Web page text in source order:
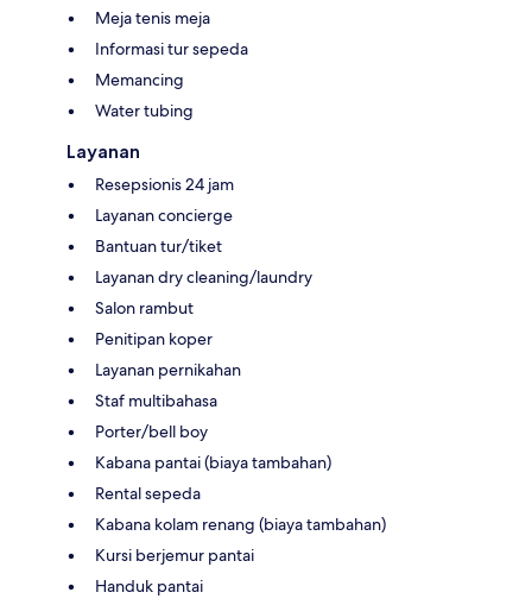
Meja tenis meja
Informasi tur sepeda
Memancing
Water tubing
Layanan
Resepsionis 24 jam
Layanan concierge
Bantuan tur/tiket
Layanan dry cleaning/laundry
Salon rambut
Penitipan koper
Layanan pernikahan
Staf multibahasa
Porter/bell boy
Kabana pantai (biaya tambahan)
Rental sepeda
Kabana kolam renang (biaya tambahan)
Kursi berjemur pantai
Handuk pantai